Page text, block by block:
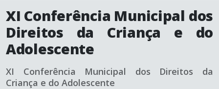
principal
XI Conferência Municipal dos
Direitos da Criança e do
Adolescente
XI Conferência Municipal dos Direitos da
Criança e do Adolescente